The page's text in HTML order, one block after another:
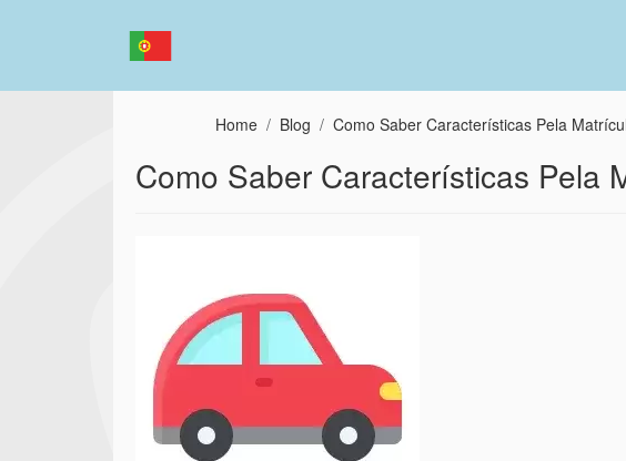
Home Blog Como Saber Características Pela
Como Saber Características Pela